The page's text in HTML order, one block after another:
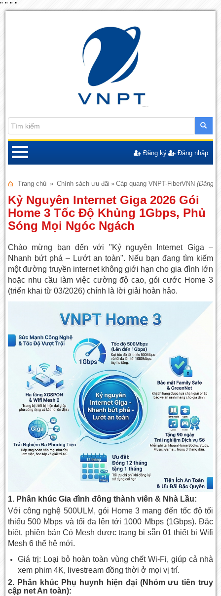
" " " "
Đăng ký Đăng nhập
Trang chủ » Chính sách ưu đãi » Cáp quang VNPT-FiberVNN (Đăng
Kỷ Nguyên Internet Giga 2026 Gói
Home 3 Tốc Độ Khủng 1Gbps, Phủ
Sóng Mọi Ngóc Ngách
Chào mừng bạn đến với "Kỷ nguyên Internet Giga –
Nhanh bứt phá – Lướt an toàn". Nếu bạn đang tìm kiếm
một đường truyền internet không giới hạn cho gia đình lớn
hoặc nhu cầu làm việc cường độ cao, gói cước Home 3
(triển khai từ 03/2026) chính là lời giải hoàn hảo.
1. Phân khúc Gia đình đông thành viên & Nhà Lầu:
Với công nghệ 500ULM, gói Home 3 mang đến tốc độ tối
thiểu 500 Mbps và tối đa lên tới 1000 Mbps (1Gbps). Đặc
biệt, phiên bản Có Mesh được trang bị sẵn 01 thiết bị Wifi
Mesh 6 thế hệ mới.
Giá trị: Loại bỏ hoàn toàn vùng chết Wi-Fi, giúp cả nhà
xem phim 4K, livestream đồng thời ở mọi vị trí.
2. Phân khúc Phụ huynh hiện đại (Nhóm ưu tiên truy
cập net An toàn):